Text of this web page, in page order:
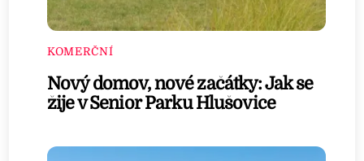
KOMERČNÍ
Nový domov, nové začátky: Jak se
žije v Senior Parku Hlušovice